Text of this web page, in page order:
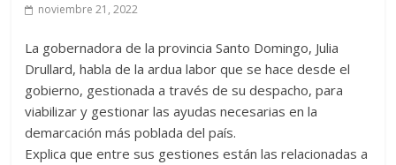
noviembre 21, 2022
La gobernadora de la provincia Santo Domingo, Julia
Drullard, habla de la ardua labor que se hace desde el
gobierno, gestionada a través de su despacho, para
viabilizar y gestionar las ayudas necesarias en la
demarcación más poblada del país.
Explica que entre sus gestiones están las relacionadas a